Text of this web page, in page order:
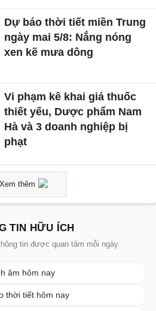
Dự báo thời tiết miền Trung
ngày mai 5/8: Nắng nóng
xen kẽ mưa dông
Vi phạm kê khai giá thuốc
thiết yếu, Dược phẩm Nam
Hà và 3 doanh nghiệp bị
phạt
Xem thêm
TIN HỮU ÍCH
tin được quan tâm mỗi ngày
âm hôm nay
thời tiết hôm nay